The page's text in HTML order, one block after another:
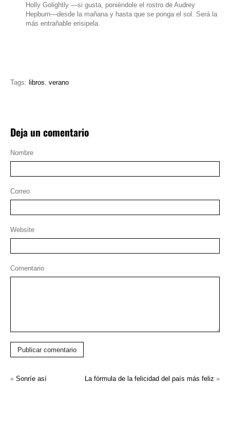
Holly Golightly —si gusta, poniéndole el rostro de Audrey
Hepburn—desde la mañana y hasta que se ponga el sol. Será la
más entrañable erisipela.
Tags: libros, verano
Deja un comentario
Nombre
Correo
Website
Comentario
Publicar comentario
« Sonríe así La fórmula de la felicidad del país más feliz »